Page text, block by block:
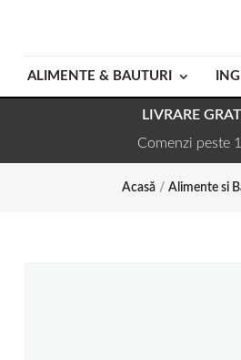
ALIMENTE & BAUTURI
LIVRARE
Comenzi peste
Acasă /Alimente si